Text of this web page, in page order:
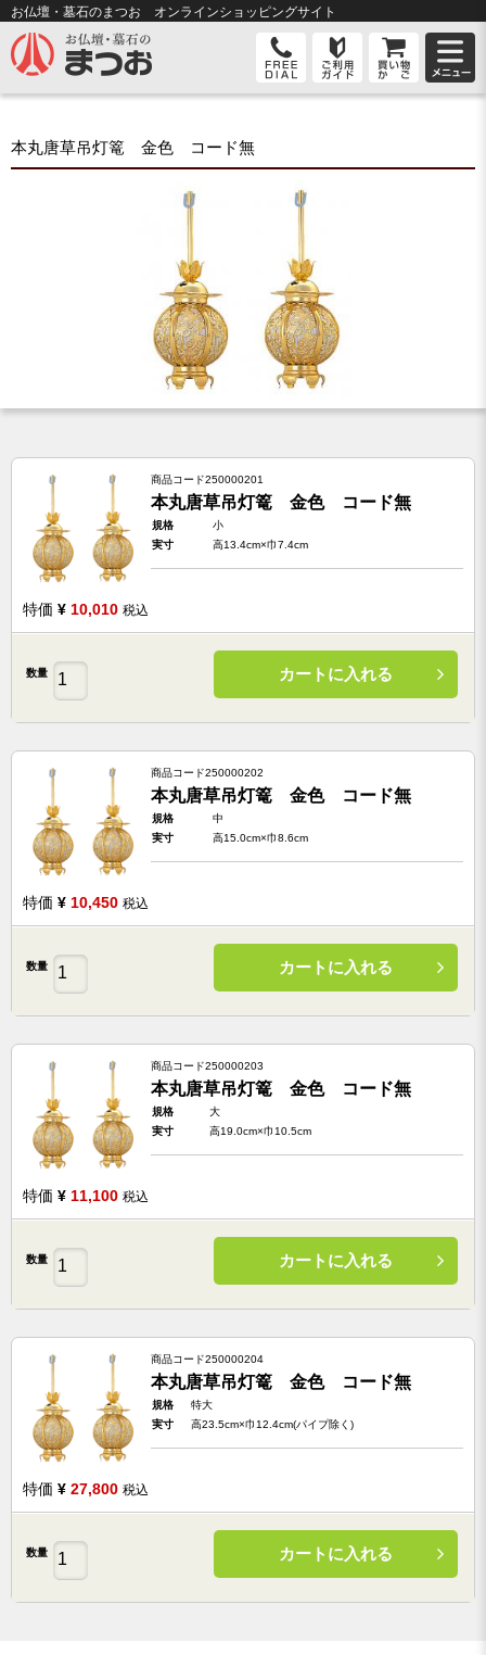
お仏壇・墓石のまつお オンラインショッピングサイト
本丸唐草吊灯篭 金色 コード無
商品コード250000201
本丸唐草吊灯篭 金色 コード無
規格
小
実寸
高13.4cm×巾7.4cm
特価 ¥ 10,010 税込
数量 カートに入れる
商品コード250000202
本丸唐草吊灯篭 金色 コード無
規格
中
実寸
高15.0cm×巾8.6cm
特価 ¥ 10,450 税込
数量 カートに入れる
商品コード250000203
本丸唐草吊灯篭 金色 コード無
規格
大
実寸
高19.0cm×巾10.5cm
特価 ¥ 11,100 税込
数量 カートに入れる
商品コード250000204
本丸唐草吊灯篭 金色 コード無
規格
特大
実寸
高23.5cm×巾12.4cm(パイプ除く)
特価 ¥ 27,800 税込
数量 カートに入れる